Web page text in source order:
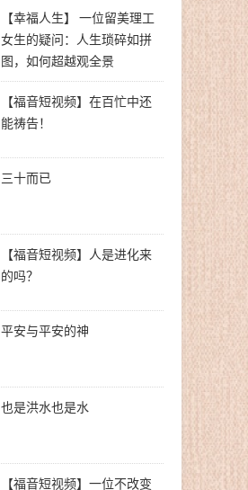
【幸福人生】 一位留美理工
女生的疑问：人生琐碎如拼
图，如何超越观全景
【福音短视频】在百忙中还
能祷告！
三十而已
【福音短视频】人是进化来
的吗？
平安与平安的神
也是洪水也是水
【福音短视频】一位不改变